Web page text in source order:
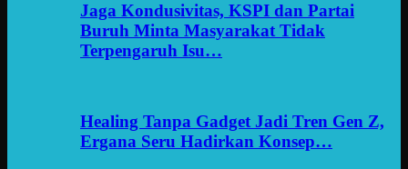
Jaga Kondusivitas, KSPI dan Partai
Buruh Minta Masyarakat Tidak
Terpengaruh Isu…
Healing Tanpa Gadget Jadi Tren Gen Z,
Ergana Seru Hadirkan Konsep…